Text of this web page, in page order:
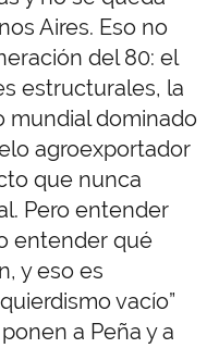
Aires. Eso no
del 80: el
estructurales, la
mundial dominado
agroexportador
que nunca
Pero entender
entender qué
y eso es
vacío”
a Peña y a